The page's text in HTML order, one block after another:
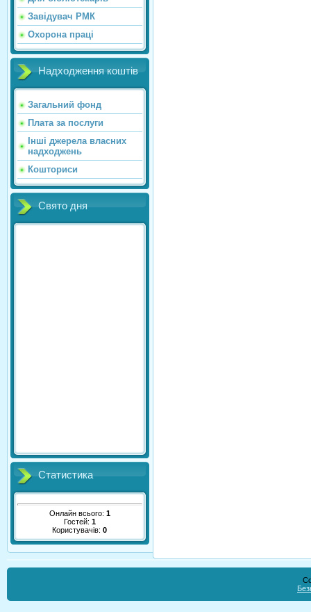
Завідувач РМК
Охорона праці
Надходження коштів
Загальний фонд
Плата за послуги
Інші джерела власних
надходжень
Кошториси
Свято дня
Статистика
Онлайн всього: 1
Гостей: 1
Користувачів:0